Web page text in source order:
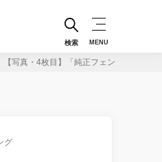
検索 MENU
【写真・4枚目】「純正フェンダーの限
グ